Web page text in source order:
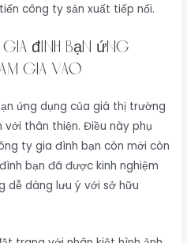
công ty sản xuất tiếp nối.
đình bạn ứng
gia vào
ứng dụng của giá thị trường
thân thiện. Điều này phụ
ty gia đình bạn còn mới còn
bạn đã được kinh nghiệm
dễ dàng lưu ý với sở hữu